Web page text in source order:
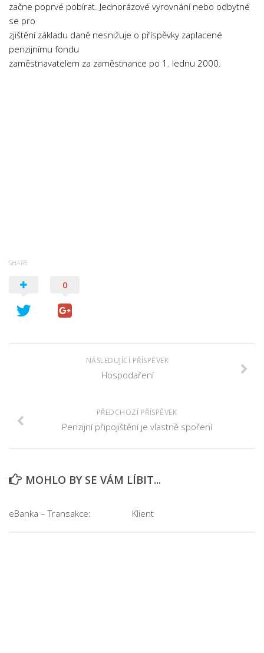
začne poprvé pobírat. Jednorázové vyrovnání nebo odbytné
se pro
zjištění základu daně nesnižuje o příspěvky zaplacené
penzijnímu fondu
zaměstnavatelem za zaměstnance po 1. lednu 2000.
SHARE
0
NÁSLEDUJÍCÍ PŘÍSPĚVEK
Hospodaření
PŘEDCHOZÍ PŘÍSPĚVEK
Penzijní připojištění je vlastně spoření
MOHLO BY SE VÁM LÍBIT...
eBanka – Transakce: Klient